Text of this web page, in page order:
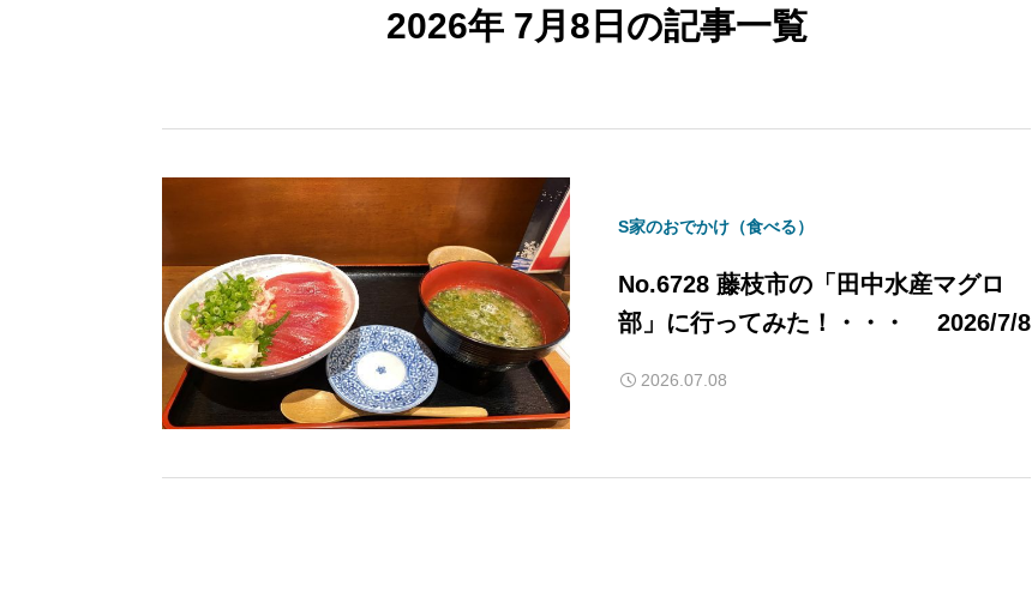
2026年 7月8日の記事一覧
S家のおでかけ（食べる）
No.6728 藤枝市の「田中水産マグロ
部」に行ってみた！・・・ 2026/7/8
2026.07.08